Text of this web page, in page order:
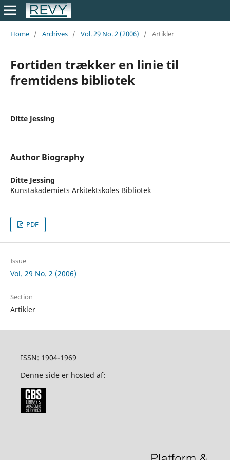
Home / Archives / Vol. 29 No. 2 (2006) / Artikler
Fortiden trækker en linie til
fremtidens bibliotek
Ditte Jessing
Author Biography
Ditte Jessing
Kunstakademiets Arkitektskoles Bibliotek
PDF
Issue
Vol. 29 No. 2 (2006)
Section
Artikler
ISSN: 1904-1969
Denne side er hosted af: